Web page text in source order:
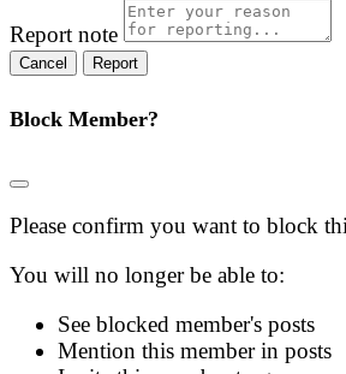
Report note
Report
Block Member?
Please confirm you want to block
You will no longer be able to:
See blocked member's posts
Mention this member in posts